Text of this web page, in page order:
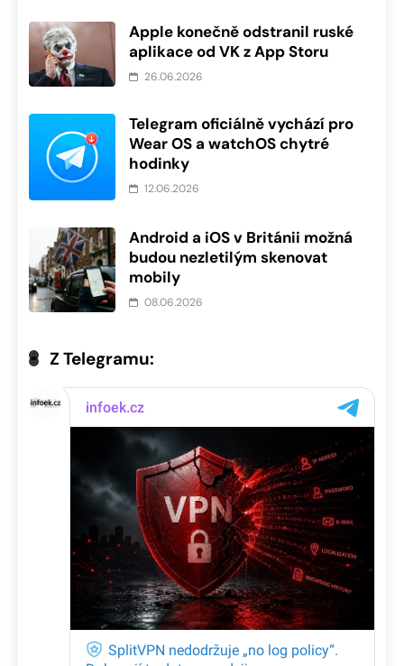
Apple konečně odstranil ruské
aplikace od VK z App Storu
26.06.2026
Telegram oficiálně vychází pro
Wear OS a watchOS chytré
hodinky
12.06.2026
Android a iOS v Británii možná
budou nezletilým skenovat
mobily
08.06.2026
Z Telegramu: